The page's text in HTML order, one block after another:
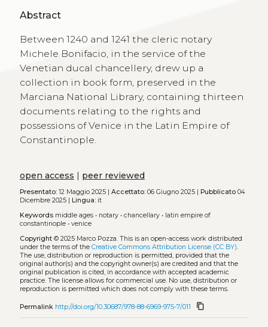
Abstract
Between 1240 and 1241 the cleric notary
Michele Bonifacio, in the service of the
Venetian ducal chancellery, drew up a
collection in book form, preserved in the
Marciana National Library, containing thirteen
documents relating to the rights and
possessions of Venice in the Latin Empire of
Constantinople.
open access | peer reviewed
Presentato:12 Maggio 2025 | Accettato:06 Giugno 2025 | Pubblicato04
Dicembre 2025 |
Lingua:it
Keywords middle ages• notary• chancellary• latin empire of
constantinople• venice
Copyright© 2025 Marco Pozza. This is an open-access work distributed
under the terms of the Creative Commons Attribution License (CC BY).
The use, distribution or reproduction is permitted, provided that the
original author(s) and the copyright owner(s) are credited and that the
original publication is cited, in accordance with accepted academic
practice. The license allows for commercial use. No use, distribution or
reproduction is permitted which does not comply with these terms.
Permalink http://doi.org/10.30687/978-88-6969-975-7/011 content_copy